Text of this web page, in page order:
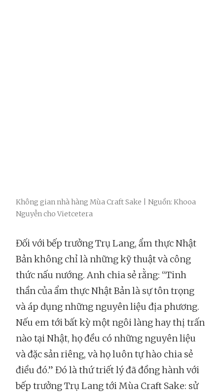
Không gian nhà hàng Mùa Craft Sake | Nguồn: Khooa
Nguyễn cho Vietcetera
Đối với bếp trưởng Trụ Lang, ẩm thực Nhật
Bản không chỉ là những kỹ thuật và công
thức nấu nướng. Anh chia sẻ rằng: “Tinh
thần của ẩm thực Nhật Bản là sự tôn trọng
và áp dụng những nguyên liệu địa phương.
Nếu em tới bất kỳ một ngôi làng hay thị trấn
nào tại Nhật, họ đều có những nguyên liệu
và đặc sản riêng, và họ luôn tự hào chia sẻ
điều đó.” Đó là thứ triết lý đã đồng hành với
bếp trưởng Trụ Lang tới Mùa Craft Sake: sử